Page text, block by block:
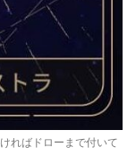
ればドローまで付いて